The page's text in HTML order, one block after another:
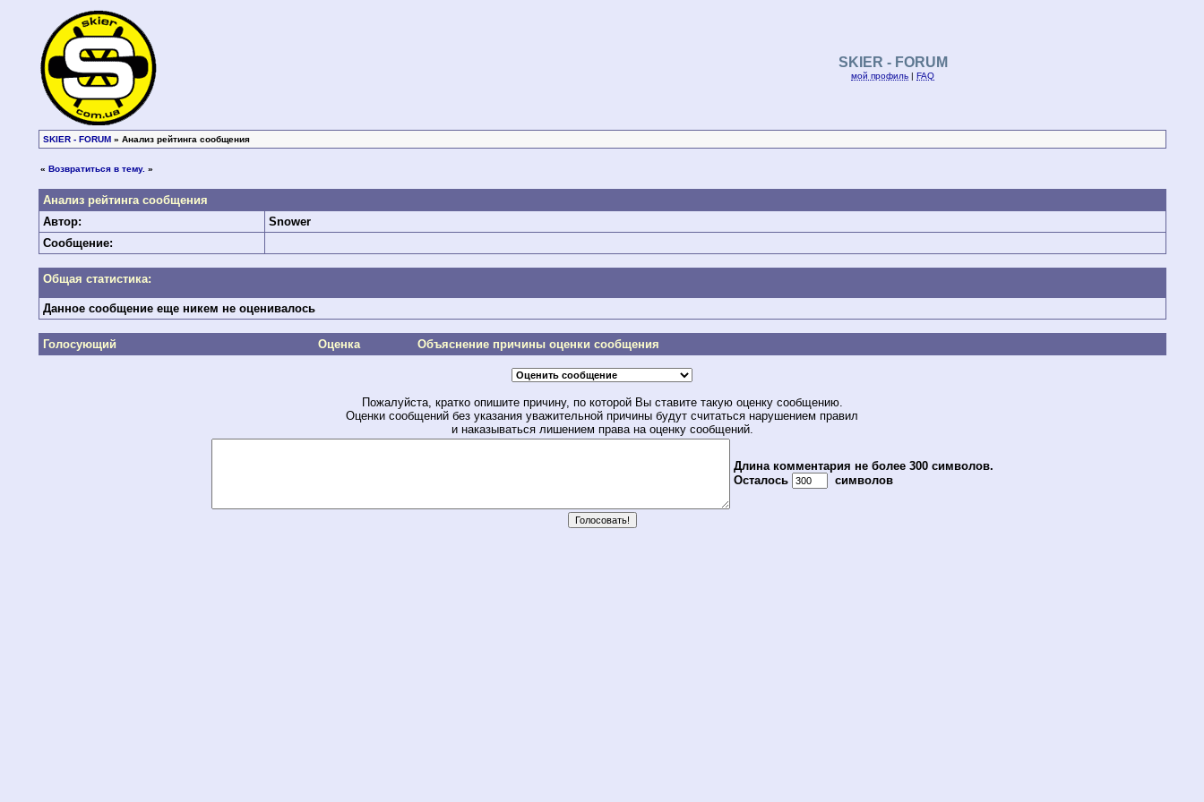
SKIER - FORUM
мой профиль | FAQ
SKIER - FORUM» Анализ рейтинга сообщения
« Возвратиться в тему. »
Анализ рейтинга сообщения
Автор:
Snower
Сообщение:
Общая статистика:
Данное сообщение еще никем не оценивалось
Голосующий Оценка Объяснение причины оценки сообщения
Пожалуйста, кратко опишите причину, по которой Вы ставите такую оценку сообщению.
Оценки сообщений без указания уважительной причины будут считаться нарушением правил
и наказываться лишением права на оценку сообщений.
Длина комментария не более 300 символов.
Осталось
символов